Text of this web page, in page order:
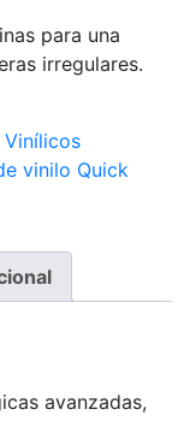
para una
irregulares.
Vinílicos
vinilo Quick
avanzadas,